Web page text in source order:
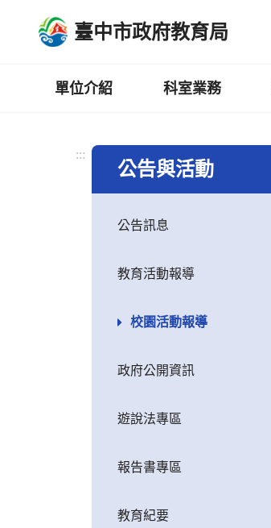
臺中市政府教育局
單位介紹 科室業務
:::
公告與活動
公告訊息
教育活動報導
校園活動報導
政府公開資訊
遊說法專區
報告書專區
教育紀要